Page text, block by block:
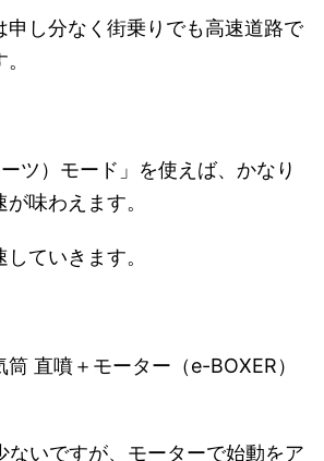
申し分なく街乗りでも高速道路で
ツ）モード」を使えば、かなり
味わえます。
ていきます。
直噴＋モーター（e-BOXER）
ないですが、モーターで始動をア